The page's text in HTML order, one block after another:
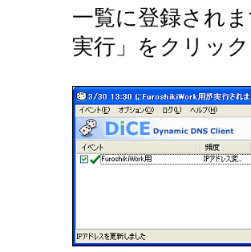
一覧に登録され
実行」をクリック